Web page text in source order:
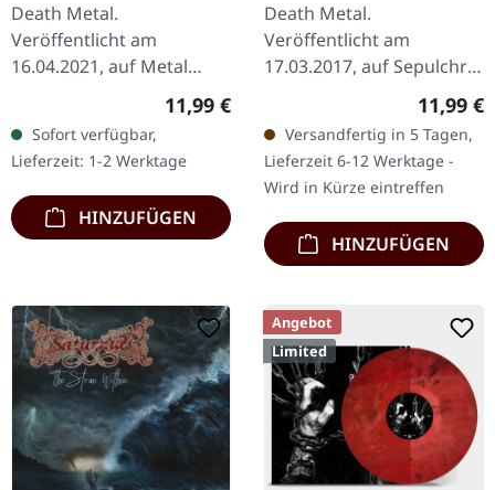
Death Metal.
Veröffentlicht am
16.04.2021, auf Metal
Blade Records. Limitierte
Erstauflage als DigiPak.
"Mount Carcass" ist ein
monumentales Werk
von…
Regulärer Preis:
11,99 €
Sofort verfügbar,
Lieferzeit: 1-2 Werktage
HINZUFÜGEN
Death Metal.
Veröffentlicht am
17.03.2017, auf Sepulchral
Voice Records. CD im
DigiPak. Venenum liefert
mit "Trance Of Death"
eine faszinierende…
11,99 €
Versandfertig in 5 Tagen,
Lieferzeit 6-12 Werktage -
Wird in Kürze eintreffen
HINZUFÜGEN
Angebot
Limited